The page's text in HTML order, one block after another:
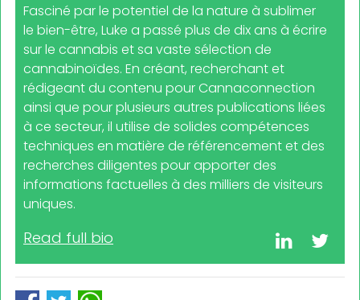
Fasciné par le potentiel de la nature à sublimer
le bien-être, Luke a passé plus de dix ans à écrire
sur le cannabis et sa vaste sélection de
cannabinoïdes. En créant, recherchant et
rédigeant du contenu pour Cannaconnection
ainsi que pour plusieurs autres publications liées
à ce secteur, il utilise de solides compétences
techniques en matière de référencement et des
recherches diligentes pour apporter des
informations factuelles à des milliers de visiteurs
uniques.
Read full bio